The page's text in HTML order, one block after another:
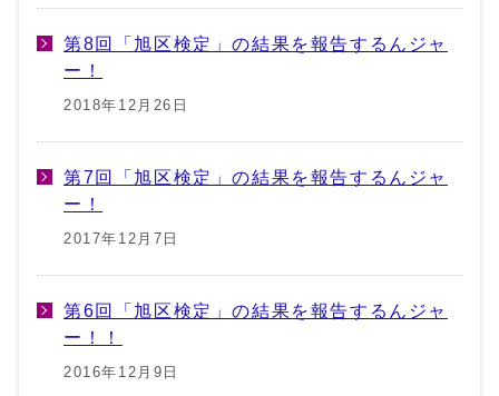
第8回「旭区検定」の結果を報告するんジャ
ー！
2018年12月26日
第7回「旭区検定」の結果を報告するんジャ
ー！
2017年12月7日
第6回「旭区検定」の結果を報告するんジャ
ー！！
2016年12月9日